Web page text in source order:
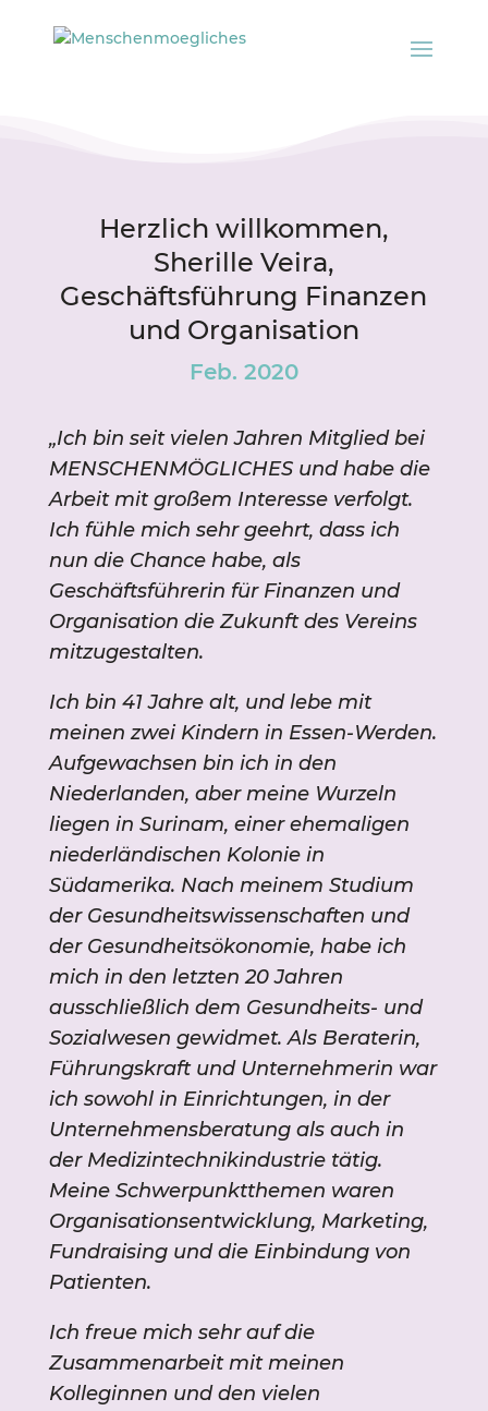
Herzlich willkommen,
Sherille Veira,
Geschäftsführung Finanzen
und Organisation
Feb. 2020
„Ich bin seit vielen Jahren Mitglied bei
MENSCHENMÖGLICHES und habe die
Arbeit mit großem Interesse verfolgt.
Ich fühle mich sehr geehrt, dass ich
nun die Chance habe, als
Geschäftsführerin für Finanzen und
Organisation die Zukunft des Vereins
mitzugestalten.
Ich bin 41 Jahre alt, und lebe mit
meinen zwei Kindern in Essen-Werden.
Aufgewachsen bin ich in den
Niederlanden, aber meine Wurzeln
liegen in Surinam, einer ehemaligen
niederländischen Kolonie in
Südamerika. Nach meinem Studium
der Gesundheitswissenschaften und
der Gesundheitsökonomie, habe ich
mich in den letzten 20 Jahren
ausschließlich dem Gesundheits- und
Sozialwesen gewidmet. Als Beraterin,
Führungskraft und Unternehmerin war
ich sowohl in Einrichtungen, in der
Unternehmensberatung als auch in
der Medizintechnikindustrie tätig.
Meine Schwerpunktthemen waren
Organisationsentwicklung, Marketing,
Fundraising und die Einbindung von
Patienten.
Ich freue mich sehr auf die
Zusammenarbeit mit meinen
Kolleginnen und den vielen